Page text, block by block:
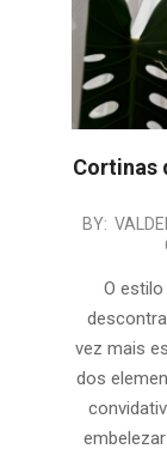
Cortinas
2026-
BY: VALDEI
O
vez mais
dos